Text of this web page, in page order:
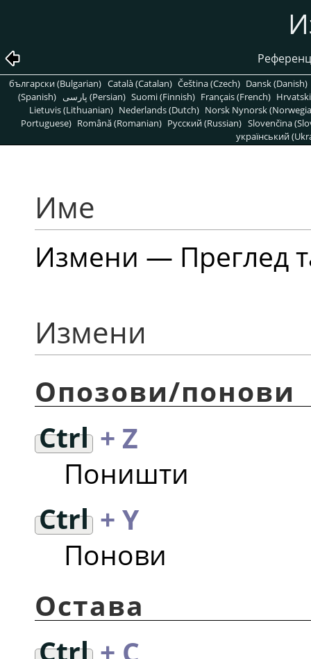
български (Bulgarian) Català (Catalan) Čeština (Czech) Dansk (Danish)
(Spanish)
پارسی (Persian) Suomi (Finnish) Français (French)
Lietuvis (Lithuanian) Nederlands (Dutch) Norsk Nynorsk
Portuguese) Română (Romanian) Pусский (Russian) Slovenčina
український
Име
Измени — Преглед
Измени
Опозови/понови
Ctrl+ Z
Поништи
Ctrl+ Y
Понови
Остава
Ctrl+ C